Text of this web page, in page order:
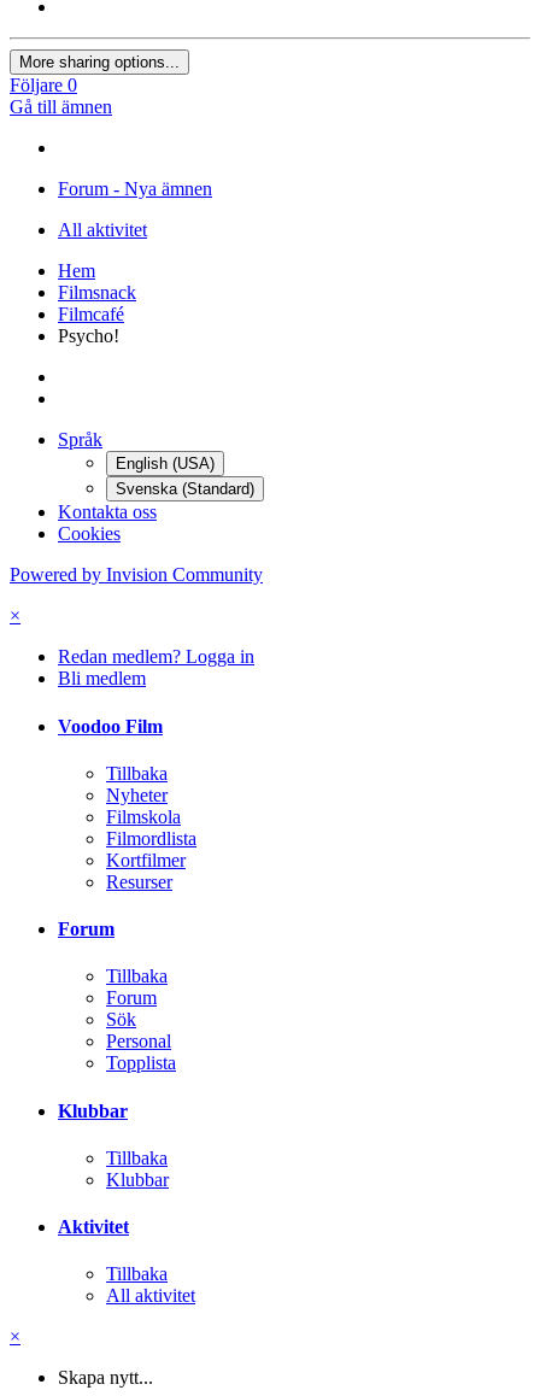
More sharing options...
Följare 0
Gå till ämnen
Forum - Nya ämnen
All aktivitet
Hem
Filmsnack
Filmcafé
Psycho!
Språk
English (USA)
Svenska (Standard)
Kontakta oss
Cookies
Powered by Invision Community
×
Redan medlem? Logga in
Bli medlem
Voodoo Film
Tillbaka
Nyheter
Filmskola
Filmordlista
Kortfilmer
Resurser
Forum
Tillbaka
Forum
Sök
Personal
Topplista
Klubbar
Tillbaka
Klubbar
Aktivitet
Tillbaka
All aktivitet
×
Skapa nytt...